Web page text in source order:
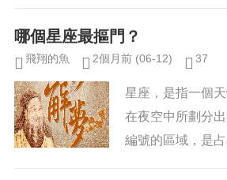
甲、乙、丙、丁
出生當天某個小
哪個星座最摳門？
飛翔的魚 2個月前 (06-12) 37
星座，是指一個
在夜空中所劃分
編號的區域，是